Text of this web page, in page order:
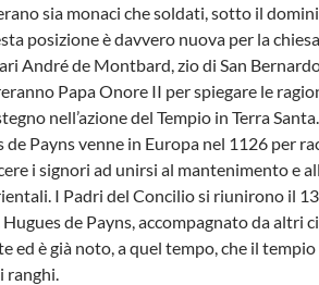
sia monaci che soldati, sotto il
posizione è davvero nuova per la
André de Montbard, zio di San
Papa Onore II per spiegare le
nell’azione del Tempio in Terra Santa.
de Payns venne in Europa nel 1126 per
i signori ad unirsi al mantenimento e
I Padri del Concilio si riunirono il
Hugues de Payns, accompagnato da altri
ed è già noto, a quel tempo, che il
ranghi.